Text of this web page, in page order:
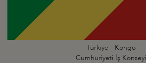
Türkiye - Kongo
Cumhuriyeti İş Konseyi